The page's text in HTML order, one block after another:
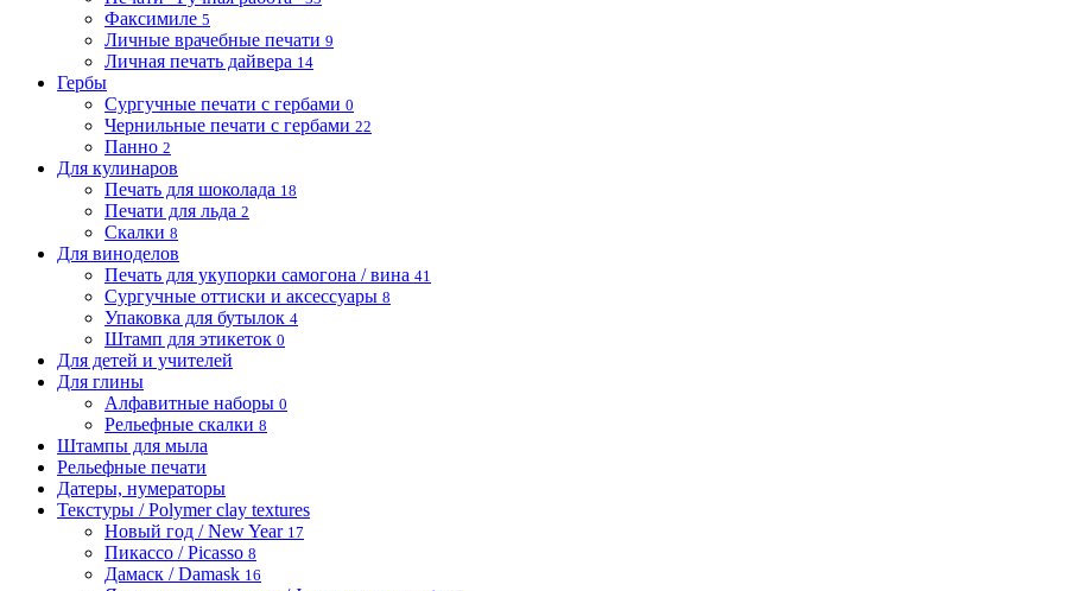
Факсимиле 5
Личные врачебные печати 9
Личная печать дайвера 14
Гербы
Сургучные печати с гербами 0
Чернильные печати с гербами 22
Панно 2
Для кулинаров
Печать для шоколада 18
Печати для льда 2
Скалки 8
Для виноделов
Печать для укупорки самогона / вина 41
Сургучные оттиски и аксессуары 8
Упаковка для бутылок 4
Штамп для этикеток 0
Для детей и учителей
Для глины
Алфавитные наборы 0
Рельефные скалки 8
Штампы для мыла
Рельефные печати
Датеры, нумераторы
Текстуры / Polymer clay textures
Новый год / New Year 17
Пикассо / Picasso 8
Дамаск / Damask 16